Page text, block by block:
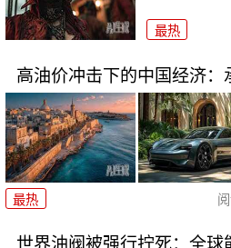
最热
高油价冲击下的中国经济：
最热